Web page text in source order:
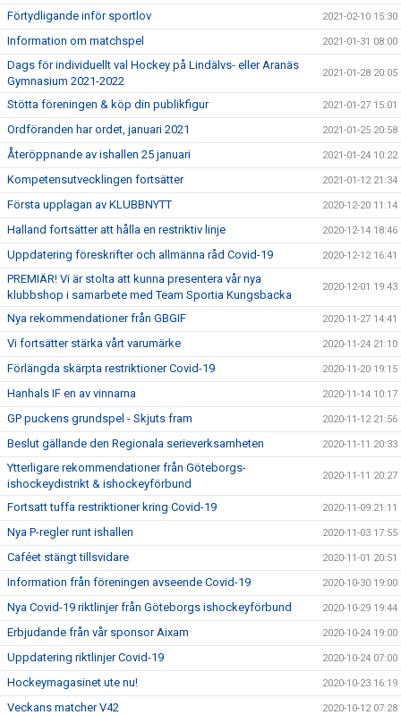
Förtydligande inför sportlov 2021-02-10 15:30
Information om matchspel 2021-01-31 08:00
Dags för individuellt val Hockey på Lindälvs- eller Aranäs
Gymnasium 2021-2022
2021-01-28 20:05
Stötta föreningen & köp din publikfigur 2021-01-27 15:01
Ordföranden har ordet, januari 2021 2021-01-25 20:58
Återöppnande av ishallen 25 januari 2021-01-24 10:22
Kompetensutvecklingen fortsätter 2021-01-12 21:34
Första upplagan av KLUBBNYTT 2020-12-20 11:14
Halland fortsätter att hålla en restriktiv linje 2020-12-14 18:46
Uppdatering föreskrifter och allmänna råd Covid-19 2020-12-12 16:41
PREMIÄR! Vi är stolta att kunna presentera vår nya
klubbshop i samarbete med Team Sportia Kungsbacka
2020-12-01 19:43
Nya rekommendationer från GBGIF 2020-11-27 14:41
Vi fortsätter stärka vårt varumärke 2020-11-24 21:10
Förlängda skärpta restriktioner Covid-19 2020-11-20 19:15
Hanhals IF en av vinnarna 2020-11-14 10:17
GP puckens grundspel - Skjuts fram 2020-11-12 21:56
Beslut gällande den Regionala serieverksamheten 2020-11-11 20:33
Ytterligare rekommendationer från Göteborgs-
ishockeydistrikt & ishockeyförbund
2020-11-11 20:27
Fortsatt tuffa restriktioner kring Covid-19 2020-11-09 21:11
Nya P-regler runt ishallen 2020-11-03 17:55
Caféet stängt tillsvidare 2020-11-01 20:51
Information från föreningen avseende Covid-19 2020-10-30 19:00
Nya Covid-19 riktlinjer från Göteborgs ishockeyförbund 2020-10-29 19:44
Erbjudande från vår sponsor Aixam 2020-10-24 19:00
Uppdatering riktlinjer Covid-19 2020-10-24 07:00
Hockeymagasinet ute nu! 2020-10-23 16:19
Veckans matcher V42 2020-10-12 07:28